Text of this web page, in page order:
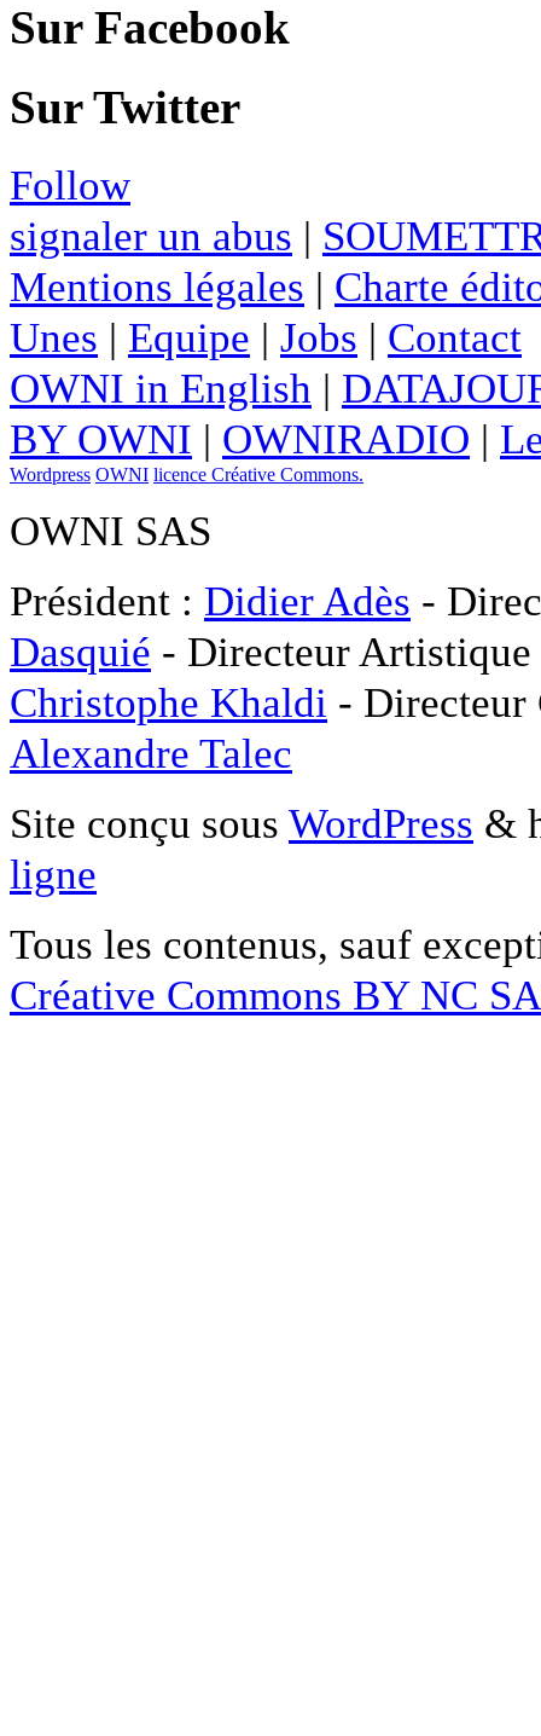
Sur Facebook
Sur Twitter
Follow
signaler un abus |
Mentions légales | Charte
Unes | Equipe | Jobs | Contact
OWNI in English |
BY OWNI | OWNIRADIO |
Wordpress OWNI licence Créative Commons.
OWNI SAS
Président : Didier Adès -
Dasquié - Directeur
Christophe Khaldi -
Alexandre Talec
Site conçu sous WordPress &
ligne
Tous les contenus, sauf
Créative Commons BY NC SA